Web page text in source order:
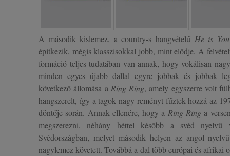
A második kislemez, a country-s hangvételű He is
építkezik, mégis klasszisokkal jobb, mint elődje. A
formáció teljes tudatában van annak, hogy vokálisan
minden egyes újabb dallal egyre jobbak és jobbak
következő állomása a Ring Ring, amely egyszerre volt
hangszerelt, így a tagok nagy reményt fűztek hozzá az
döntője során. Annak ellenére, hogy a Ring Ring a
megszerezni, néhány héttel később a svéd nyelvű
Svédországban, melyet második helyen az angol
nagylemez követett. Továbbá a dal több európai és afrikai